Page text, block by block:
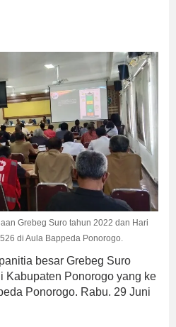
Grebeg Suro tahun 2022 dan Hari
di Aula Bappeda Ponorogo.
besar Grebeg Suro
Kabupaten Ponorogo yang ke
Ponorogo. Rabu. 29 Juni